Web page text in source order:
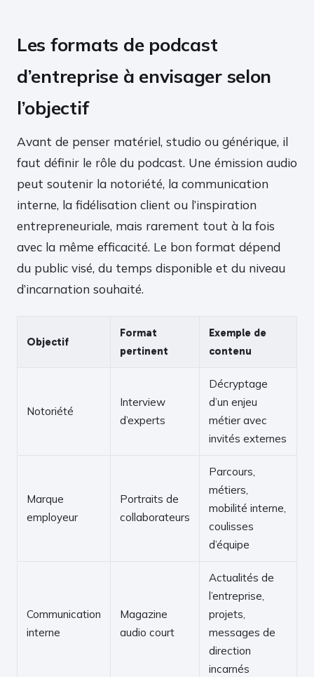
Les formats de podcast
d’entreprise à envisager selon
l’objectif
Avant de penser matériel, studio ou générique, il
faut définir le rôle du podcast. Une émission audio
peut soutenir la notoriété, la communication
interne, la fidélisation client ou l’inspiration
entrepreneuriale, mais rarement tout à la fois
avec la même efficacité. Le bon format dépend
du public visé, du temps disponible et du niveau
d’incarnation souhaité.
Objectif
Format
pertinent
Exemple de
contenu
Notoriété
Interview
d’experts
Décryptage
d’un enjeu
métier avec
invités externes
Marque
employeur
Portraits de
collaborateurs
Parcours,
métiers,
mobilité interne,
coulisses
d’équipe
Communication
interne
Magazine
audio court
Actualités de
l’entreprise,
projets,
messages de
direction
incarnés